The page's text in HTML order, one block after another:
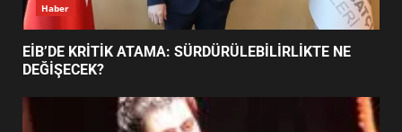
BURHANİYE BELEDİYESPOR’DA
YENİ YÖNETİM NASIL
Haber
EİB’DE KRİTİK ATAMA: SÜRDÜRÜLEBİLİRLİKTE NE
DEĞİŞECEK?